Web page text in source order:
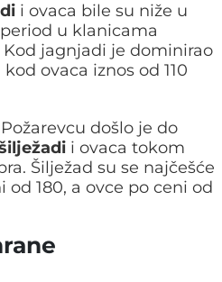
i ovaca bile su niže u
u klanicama
jagnjadi je dominirao
ovaca iznos od 110
došlo je do
i ovaca tokom
Šilježad su se najčešće
180, a ovce po ceni od